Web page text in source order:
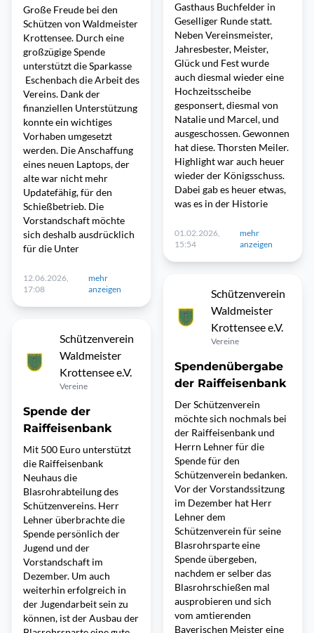
Große Freude bei den
Schützen von Waldmeister
Krottensee. Durch eine
großzügige Spende
unterstützt die Sparkasse
Eschenbach die Arbeit des
Vereins. Dank der
finanziellen Unterstützung
konnte ein wichtiges
Vorhaben umgesetzt
werden. Die Anschaffung
eines neuen Laptops, der
alte war nicht mehr
Updatefähig, für den
Schießbetrieb. Die
Vorstandschaft möchte
sich deshalb ausdrücklich
für die Unter
12.06.2026,
17:08
mehr
anzeigen
Schützenverein
Waldmeister
Krottensee e.V.
Vereine
Spende der
Raiffeisenbank
Mit 500 Euro unterstützt
die Raiffeisenbank
Neuhaus die
Blasrohrabteilung des
Schützenvereins. Herr
Lehner überbrachte die
Spende persönlich der
Jugend und der
Vorstandschaft im
Dezember. Um auch
weiterhin erfolgreich in
der Jugendarbeit sein zu
können, ist der Ausbau der
Gasthaus Buchfelder in
Geselliger Runde statt.
Neben Vereinsmeister,
Jahresbester, Meister,
Glück und Fest wurde
auch diesmal wieder eine
Hochzeitsscheibe
gesponsert, diesmal von
Natalie und Marcel, und
ausgeschossen. Gewonnen
hat diese. Thorsten Meiler.
Highlight war auch heuer
wieder der Königsschuss.
Dabei gab es heuer etwas,
was es in der Historie
01.02.2026,
15:54
mehr
anzeigen
Schützenverein
Waldmeister
Krottensee e.V.
Vereine
Spendenübergabe
der Raiffeisenbank
Der Schützenverein
möchte sich nochmals bei
der Raiffeisenbank und
Herrn Lehner für die
Spende für den
Schützenverein bedanken.
Vor der Vorstandssitzung
im Dezember hat Herr
Lehner dem
Schützenverein für seine
Blasrohrsparte eine
Spende übergeben,
nachdem er selber das
Blasrohrschießen mal
ausprobieren und sich
vom amtierenden
Bayerischen Meister eine